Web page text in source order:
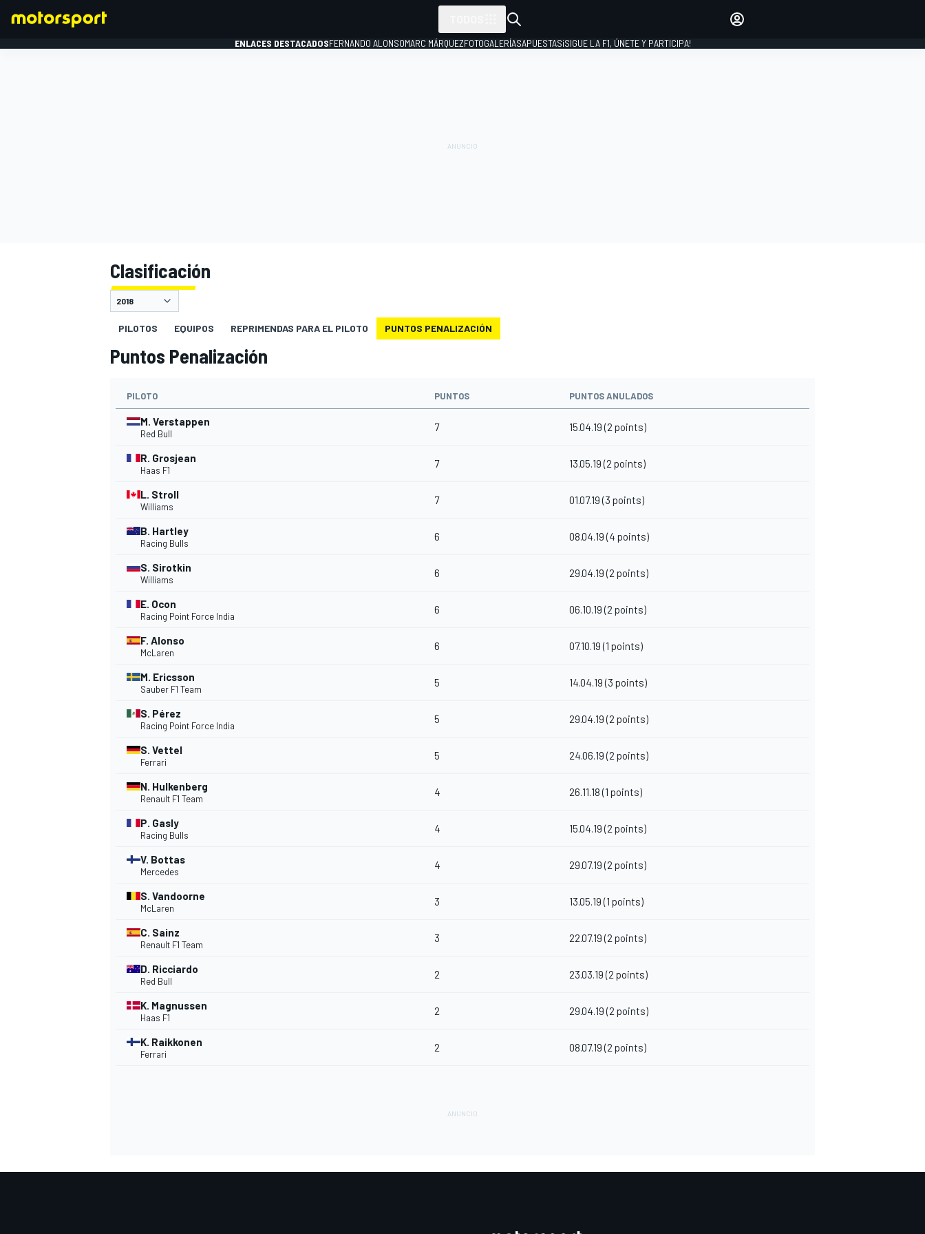
INDYCAR
ENLACES DESTACADOSFERNANDO ALONSOMARC MÁRQUEZFOTOGALERÍASAPUESTAS¡SIGUE LA F1, ÚNETE Y PARTICIPA!
Clasificación
PILOTOS EQUIPOS REPRIMENDAS PARA EL PILOTO PUNTOS PENALIZACIÓN
Puntos Penalización
PILOTO PUNTOS PUNTOS ANULADOS
M. Verstappen
Red Bull
7 15.04.19 (2 points)
R. Grosjean
Haas F1
7 13.05.19 (2 points)
L. Stroll
Williams
7 01.07.19 (3 points)
B. Hartley
Racing Bulls
6 08.04.19 (4 points)
S. Sirotkin
Williams
6 29.04.19 (2 points)
E. Ocon
Racing Point Force India
6 06.10.19 (2 points)
F. Alonso
McLaren
6 07.10.19 (1 points)
M. Ericsson
Sauber F1 Team
5 14.04.19 (3 points)
S. Pérez
Racing Point Force India
5 29.04.19 (2 points)
S. Vettel
Ferrari
5 24.06.19 (2 points)
N. Hulkenberg
Renault F1 Team
4 26.11.18 (1 points)
P. Gasly
Racing Bulls
4 15.04.19 (2 points)
V. Bottas
Mercedes
4 29.07.19 (2 points)
S. Vandoorne
McLaren
3 13.05.19 (1 points)
C. Sainz
Renault F1 Team
3 22.07.19 (2 points)
D. Ricciardo
Red Bull
2 23.03.19 (2 points)
K. Magnussen
Haas F1
2 29.04.19 (2 points)
K. Raikkonen
Ferrari
2 08.07.19 (2 points)